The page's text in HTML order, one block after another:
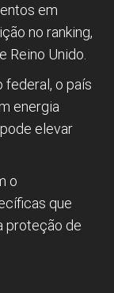
em
no ranking,
Reino Unido.
federal, o país
energia
elevar
o
que
proteção de